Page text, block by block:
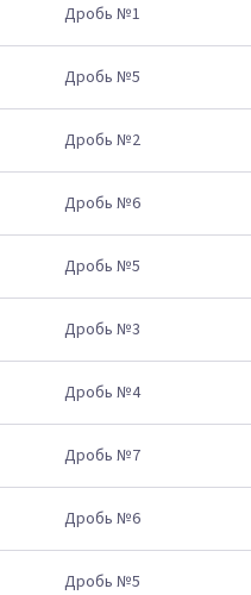
Дробь №1
Дробь №5
Дробь №2
Дробь №6
Дробь №5
Дробь №3
Дробь №4
Дробь №7
Дробь №6
Дробь №5